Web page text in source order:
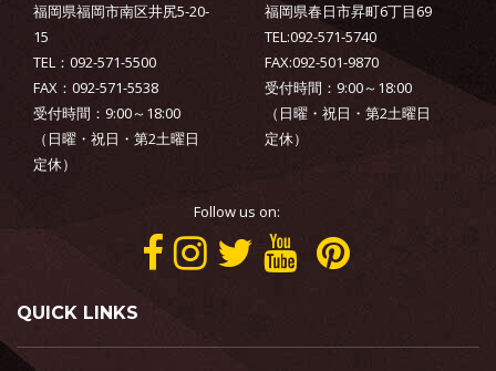
福岡県福岡市南区井尻5-20-
15
TEL：092-571-5500
FAX：092-571-5538
受付時間：9:00～18:00
（日曜・祝日・第2土曜日
定休）
福岡県春日市昇町6丁目69
TEL:092-571-5740
FAX:092-501-9870
受付時間：9:00～18:00
（日曜・祝日・第2土曜日
定休）
Follow us on:
QUICK LINKS